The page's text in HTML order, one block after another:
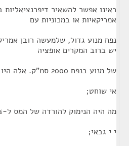
ראינו אפשר להשאיר דיפרנציאליות
אמריקאיות או במכוניות עם
נפח מנוע גדול, שלמעשה רובן
יש ברוב המקרים אופציה
של מנוע בנפח 2000 סמ"ק. אלה היו הנימוקים להאחדת המס.
אי שוחט;
מה היה הנימוק להורדה של המס ל-%
י י גבאי;